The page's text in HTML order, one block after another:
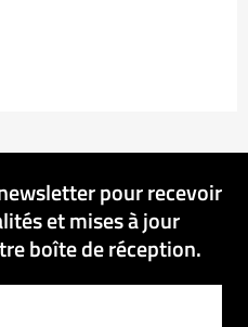
pour recevoir
et mises à jour
boîte de réception.